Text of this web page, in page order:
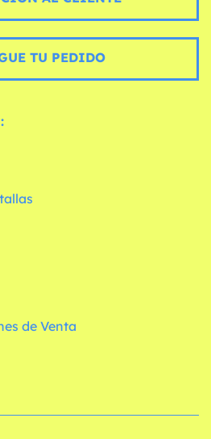
TU PEDIDO
de Venta